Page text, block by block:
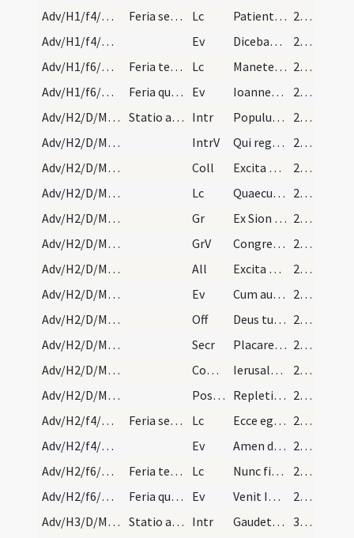
Adv/H1/f4/M2/Mass Propers
Feria secunda et quarta Lc Patientes estote
26 (1v)
Adv/H1/f4/M2/Mass Propers
Ev Dicebat Ioannes … Genimina viperarum
26 (1v)
Adv/H1/f6/M2/Mass Propers
Feria tertia et sexta Lc Manete in Domino
27 (2r)
Adv/H1/f6/M2/Mass Propers
Feria quinta ut in dominica. Nota quod tempore ad… Ev Ioannes testimonium perhibet de ipso
27 (2r)
Adv/H2/D/M2/Mass Propers
Statio ad sanctam Crucem Intr Populus Sion ecce Dominus veniet
27 (2r)
Adv/H2/D/M2/Mass Propers
IntrV Qui regis Israel intende
27 (2r)
Adv/H2/D/M2/Mass Propers
Coll Excita quaesumus Domine corda nostra ad praeparandas
28 (2v)
Adv/H2/D/M2/Mass Propers
Lc Quaecumque scripta sunt
28 (2v)
Adv/H2/D/M2/Mass Propers
Gr Ex Sion species decoris eius
28 (2v)
Adv/H2/D/M2/Mass Propers
GrV Congregate illic sanctos eius
28 (2v)
Adv/H2/D/M2/Mass Propers
All Excita Domine potentiam tuam et veni
28 (2v)
Adv/H2/D/M2/Mass Propers
Ev Cum audisset Ioannes in vinculis opera Christi
28 (2v)
Adv/H2/D/M2/Mass Propers
Off Deus tu convertens vivificabis nos
28 (2v)
Adv/H2/D/M2/Mass Propers
Secr Placare quaesumus Domine humilitatis nostrae precibus
28 (2v)
Adv/H2/D/M2/Mass Propers
Comm Ierusalem surge et sta in excelso
28 (2v)
Adv/H2/D/M2/Mass Propers
Postcomm Repleti cibo spiritalis alimoniae supplices ... amare caelestia.
29 (3r)
Adv/H2/f4/M2/Mass Propers
Feria secunda et quarta Lc Ecce ego mittam angelum meum et praeparabit
29 (3r)
Adv/H2/f4/M2/Mass Propers
Ev Amen dico vobis non surrexit inter natos mulierum
29 (3r)
Adv/H2/f6/M2/Mass Propers
Feria tertia et sexta Lc Nunc filii Dei sumus
29 (3r)
Adv/H2/f6/M2/Mass Propers
Feria quinta ut in dominica Ev Venit Ioannes ... Paenitentiam agite
29 (3r)
Adv/H3/D/M2/Mass Propers
Statio ad sanctum Petrum Intr Gaudete in Domino semper
30 (3v)